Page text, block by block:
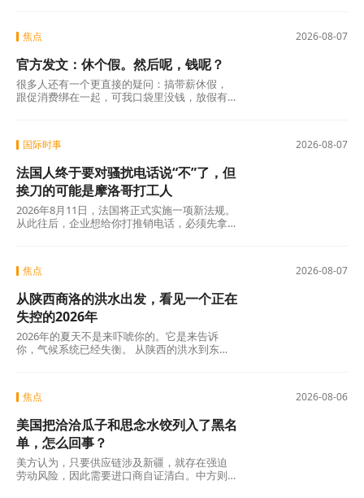
2026-08-07
焦点
官方发文：休个假。然后呢，钱呢？
很多人还有一个更直接的疑问：搞带薪休假，
跟促消费绑在一起，可我口袋里没钱，放假有
贷、交完孩子学费，剩下的钱得精打细算，你
2026-08-07
国际时事
法国人终于要对骚扰电话说“不”了，但
挨刀的可能是摩洛哥打工人
2026年8月11日，法国将正式实施一项新法规。
从此往后，企业想给你打推销电话，必须先拿
费者协会UFC-Que Choisir的调查更扎心：97%
的人说每天都会在手机上接到此类电话。可以
说，全法国几乎找不到一个没被骚扰电话烦过
的人。
2026-08-07
焦点
从陕西商洛的洪水出发，看见一个正在
失控的2026年
2026年的夏天不是来吓唬你的。它是来告诉
你，气候系统已经失衡。 从陕西的洪水到东北
2026-08-06
焦点
美国把洽洽瓜子和思念水饺列入了黑名
单，怎么回事？
美方认为，只要供应链涉及新疆，就存在强迫
劳动风险，因此需要进口商自证清白。中方则